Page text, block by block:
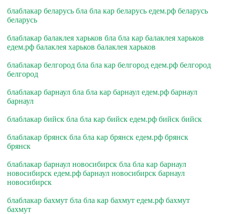
блаблакар беларусь бла бла кар беларусь едем.рф беларусь
беларусь
блаблакар балаклея харьков бла бла кар балаклея харьков
едем.рф балаклея харьков балаклея харьков
блаблакар белгород бла бла кар белгород едем.рф белгород
белгород
блаблакар барнаул бла бла кар барнаул едем.рф барнаул
барнаул
блаблакар бийск бла бла кар бийск едем.рф бийск бийск
блаблакар брянск бла бла кар брянск едем.рф брянск
брянск
блаблакар барнаул новосибирск бла бла кар барнаул
новосибирск едем.рф барнаул новосибирск барнаул
новосибирск
блаблакар бахмут бла бла кар бахмут едем.рф бахмут
бахмут